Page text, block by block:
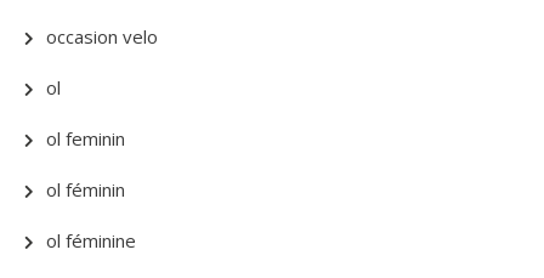
occasion velo
ol
ol feminin
ol féminin
ol féminine